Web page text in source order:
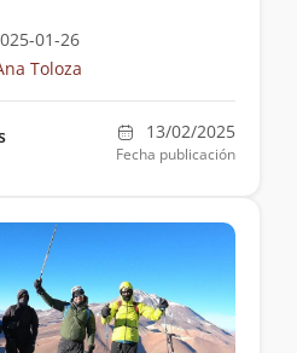
01-26
Toloza
13/02/2025
Fecha publicación